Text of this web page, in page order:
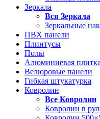
Зеркала
Вся Зеркала
Зеркальные
ПВХ панели
Плинтусы
Полы
Алюминиевая плитка
Велюровые панели
Гибкая штукатурка
Ковролин
Все Ковролин
Ковролин в